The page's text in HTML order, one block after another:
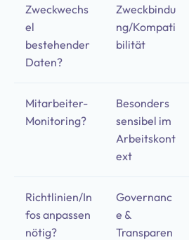
Zweckwechs
el
bestehender
Daten?
Zweckbindu
ng/Kompati
bilität
Mitarbeiter-
Monitoring?
Besonders
sensibel im
Arbeitskont
ext
Richtlinien/In
fos anpassen
nötig?
Governanc
e &
Transparen